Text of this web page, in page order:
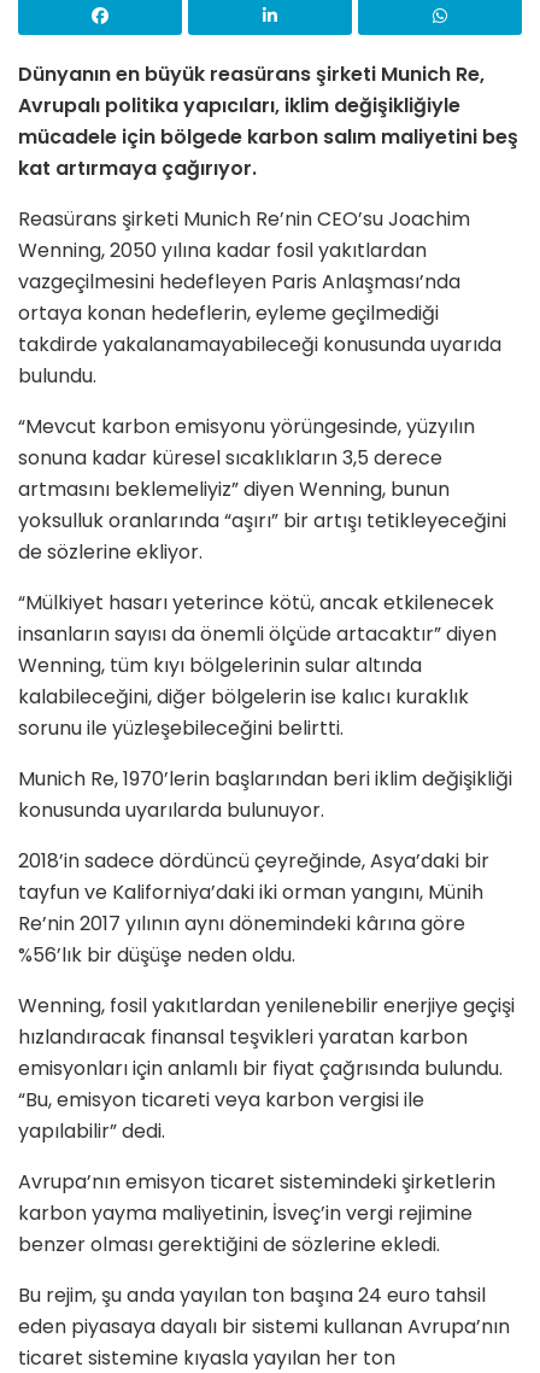
Dünyanın en büyük reasürans şirketi Munich Re,
Avrupalı ​​politika yapıcıları, iklim değişikliğiyle
mücadele için bölgede karbon salım maliyetini beş
kat artırmaya çağırıyor.
Reasürans şirketi Munich Re’nin CEO’su Joachim
Wenning, 2050 yılına kadar fosil yakıtlardan
vazgeçilmesini hedefleyen Paris Anlaşması’nda
ortaya konan hedeflerin, eyleme geçilmediği
takdirde yakalanamayabileceği konusunda uyarıda
bulundu.
“Mevcut karbon emisyonu yörüngesinde, yüzyılın
sonuna kadar küresel sıcaklıkların 3,5 derece
artmasını beklemeliyiz” diyen Wenning, bunun
yoksulluk oranlarında “aşırı” bir artışı tetikleyeceğini
de sözlerine ekliyor.
“Mülkiyet hasarı yeterince kötü, ancak etkilenecek
insanların sayısı da önemli ölçüde artacaktır” diyen
Wenning, tüm kıyı bölgelerinin sular altında
kalabileceğini, diğer bölgelerin ise kalıcı kuraklık
sorunu ile yüzleşebileceğini belirtti.
Munich Re, 1970’lerin başlarından beri iklim değişikliği
konusunda uyarılarda bulunuyor.
2018’in sadece dördüncü çeyreğinde, Asya’daki bir
tayfun ve Kaliforniya’daki iki orman yangını, Münih
Re’nin 2017 yılının aynı dönemindeki kârına göre
%56’lık bir düşüşe neden oldu.
Wenning, fosil yakıtlardan yenilenebilir enerjiye geçişi
hızlandıracak finansal teşvikleri yaratan karbon
emisyonları için anlamlı bir fiyat çağrısında bulundu.
“Bu, emisyon ticareti veya karbon vergisi ile
yapılabilir” dedi.
Avrupa’nın emisyon ticaret sistemindeki şirketlerin
karbon yayma maliyetinin, İsveç’in vergi rejimine
benzer olması gerektiğini de sözlerine ekledi.
Bu rejim, şu anda yayılan ton başına 24 euro tahsil
eden piyasaya dayalı bir sistemi kullanan Avrupa’nın
ticaret sistemine kıyasla yayılan her ton